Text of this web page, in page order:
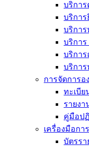
บริกา
บริกา
บริกา
บริการ
บริการ
บริกา
การจัดการอ
ทะเบี
รายง
คู่มือป
เครื่องมือกา
บัตรร